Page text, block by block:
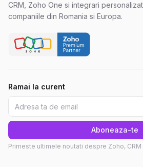
CRM, Zoho One si integrari
companiile din Romania si Europa.
Ramai la curent
Aboneaza-te
Primeste ultimele noutati despre Zoho,